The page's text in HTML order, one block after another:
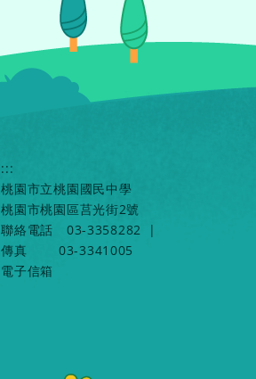
:::
桃園市立桃園國民中學
桃園市桃園區莒光街2號
聯絡電話
03-3358282
|
傳真
03-3341005
電子信箱